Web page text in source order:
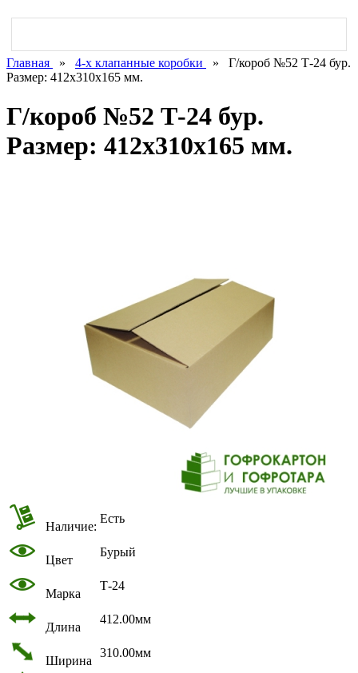
Главная » 4-х клапанные коробки » Г/короб №52 Т-24 бур.
Размер: 412х310х165 мм.
Г/короб №52 Т-24 бур.
Размер: 412х310х165 мм.
Наличие:
Есть
Цвет
Бурый
Марка
Т-24
Длина
412.00мм
Ширина
310.00мм